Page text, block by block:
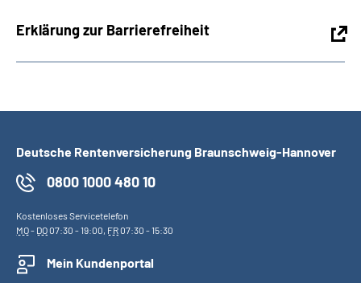
Erklärung zur Barrierefreiheit
Deutsche Rentenversicherung Braunschweig-Hannover
0800 1000 480 10
Kostenloses Servicetelefon
MO- DO07:30 - 19:00, FR07:30 - 15:30
Mein Kundenportal